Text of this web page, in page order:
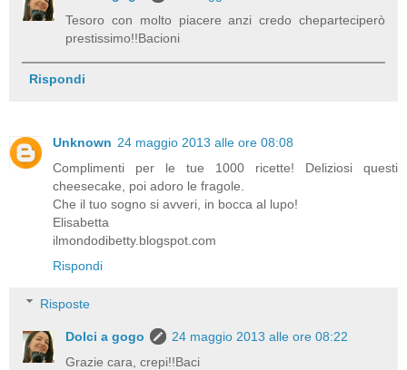
Tesoro con molto piacere anzi credo cheparteciperò
prestissimo!!Bacioni
Rispondi
Unknown 24 maggio 2013 alle ore 08:08
Complimenti per le tue 1000 ricette! Deliziosi questi
cheesecake, poi adoro le fragole.
Che il tuo sogno si avveri, in bocca al lupo!
Elisabetta
ilmondodibetty.blogspot.com
Rispondi
Risposte
Dolci a gogo
24 maggio 2013 alle ore 08:22
Grazie cara, crepi!!Baci